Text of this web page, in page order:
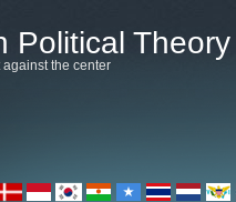
Political Theory
the center